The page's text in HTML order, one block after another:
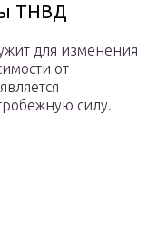
ТНВД
для изменения
от
силу.